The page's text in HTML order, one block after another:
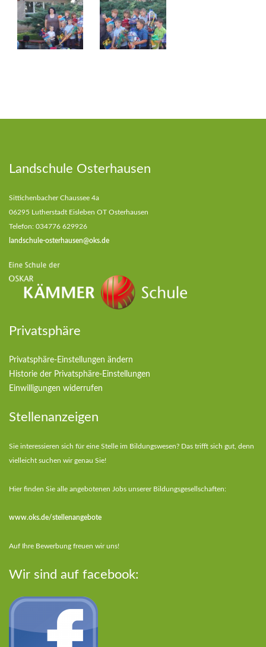
Landschule Osterhausen
Sittichenbacher Chaussee 4a
06295 Lutherstadt Eisleben OT Osterhausen
Telefon: 034776 629926
landschule-osterhausen@oks.de
Privatsphäre
Privatsphäre-Einstellungen ändern
Historie der Privatsphäre-Einstellungen
Einwilligungen widerrufen
Stellenanzeigen
Sie interessieren sich für eine Stelle im Bildungswesen? Das trifft sich gut, denn
vielleicht suchen wir genau Sie!
Hier finden Sie alle angebotenen Jobs unserer Bildungsgesellschaften:
www.oks.de/stellenangebote
Auf Ihre Bewerbung freuen wir uns!
Wir sind auf facebook: